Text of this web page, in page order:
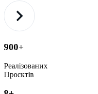
900+
Реалізованих
Проєктів